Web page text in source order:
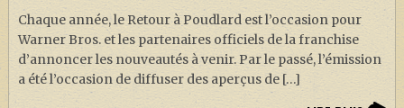
Chaque année, le Retour à Poudlard est l’occasion pour
Warner Bros. et les partenaires officiels de la franchise
d’annoncer les nouveautés à venir. Par le passé, l’émission
a été l’occasion de diffuser des aperçus de […]